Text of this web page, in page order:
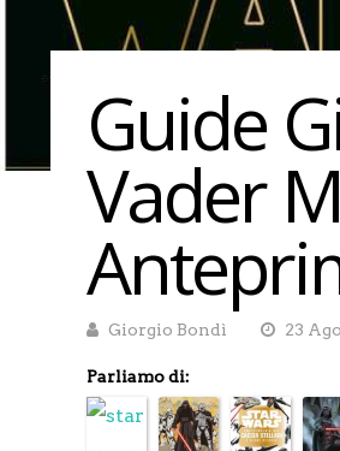
Guide
Vader
Giorgio Bondì 23
Parliamo di: